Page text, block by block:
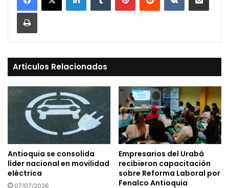
Print
Articulos Relacionados
Antioquia se consolida
líder nacional en movilidad
eléctrica
07/07/2026
Empresarios del Urabá
recibieron capacitación
sobre Reforma Laboral por
Fenalco Antioquia